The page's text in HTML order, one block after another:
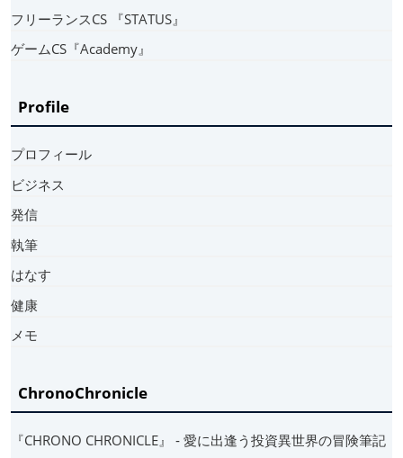
フリーランスCS 『STATUS』
ゲームCS『Academy』
Profile
プロフィール
ビジネス
発信
執筆
はなす
健康
メモ
ChronoChronicle
『CHRONO CHRONICLE』 ‐ 愛に出逢う投資異世界の冒険筆記